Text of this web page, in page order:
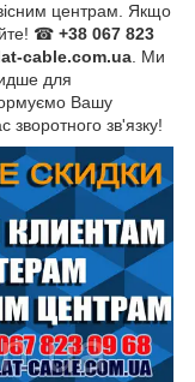
центрам. Якщо
☎ +38 067 823
cable.com.ua. Ми
для
Вашу
зворотного зв'язку!